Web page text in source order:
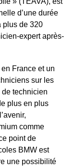
d’une durée
plus de 320
expert après-
France et un
sur les
technicien
plus en plus
comme
point de
BMW est
une possibilité